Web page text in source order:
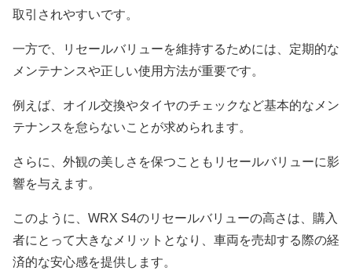
取引されやすいです。
一方で、リセールバリューを維持するためには、定期的な
メンテナンスや正しい使用方法が重要です。
例えば、オイル交換やタイヤのチェックなど基本的なメン
テナンスを怠らないことが求められます。
さらに、外観の美しさを保つこともリセールバリューに影
響を与えます。
このように、WRX S4のリセールバリューの高さは、購入
者にとって大きなメリットとなり、車両を売却する際の経
済的な安心感を提供します。